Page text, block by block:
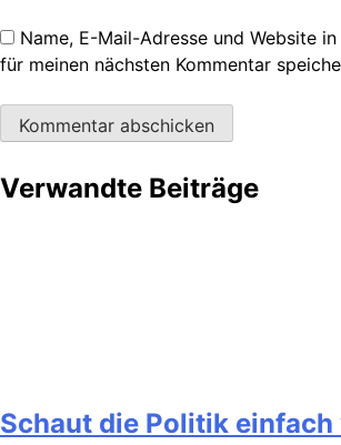
Name, E-Mail-Adresse und Website
für meinen nächsten Kommentar
Verwandte Beiträge
Schaut die Politik einfach